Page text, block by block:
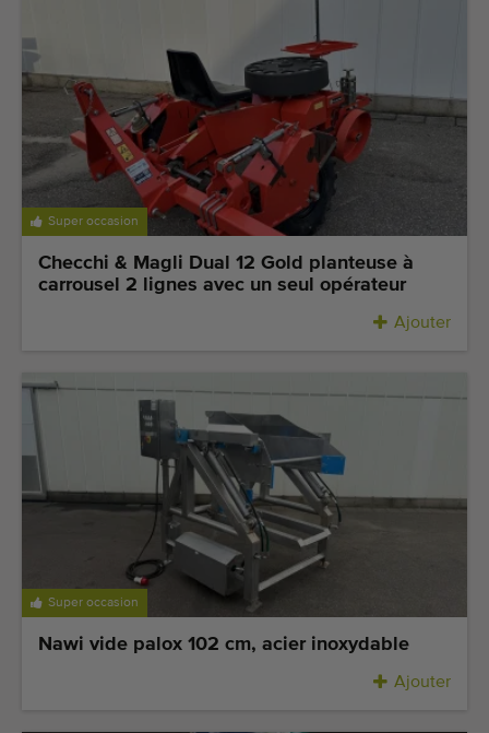
Super occasion
Checchi & Magli Dual 12 Gold planteuse à
carrousel 2 lignes avec un seul opérateur
Ajouter
Super occasion
Nawi vide palox 102 cm, acier inoxydable
Ajouter